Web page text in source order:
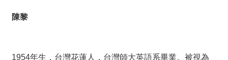
陳黎
1954年生，台灣花蓮人，台灣師大英語系畢業。被視為